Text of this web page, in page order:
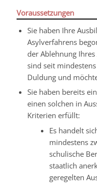
Voraussetzungen
Sie haben Ihre
Asylverfahrens
der Ablehnung
sind seit
Duldung und
Sie haben bereits
einen solchen in
Kriterien erfüllt:
Es handelt
mindestens
schulische
staatlich
geregelten